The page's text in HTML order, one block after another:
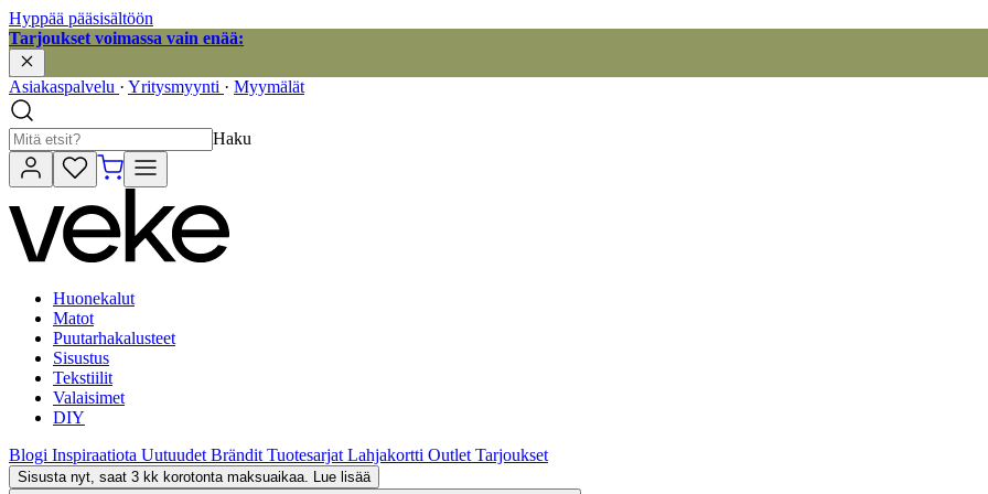
Hyppää pääsisältöön
Tarjoukset voimassa vain enää:
Asiakaspalvelu · Yritysmyynti · Myymälät
Haku
Huonekalut
Matot
Puutarhakalusteet
Sisustus
Tekstiilit
Valaisimet
DIY
Blogi Inspiraatiota Uutuudet Brändit Tuotesarjat Lahjakortti Outlet Tarjoukset
Sisusta nyt, saat 3 kk korotonta maksuaikaa. Lue lisää